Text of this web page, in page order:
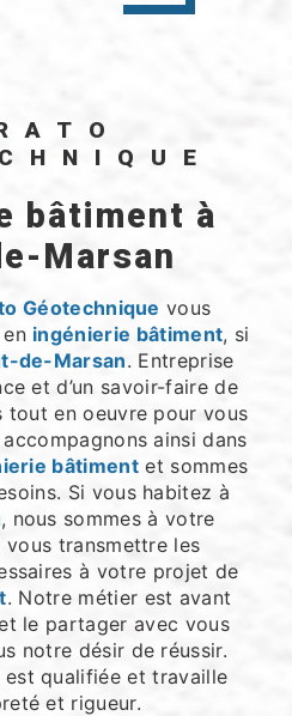
Marsan
Géotechnique vous
ingénierie bâtiment, si
de-Marsan. Entreprise
et d’un savoir-faire de
tout en oeuvre pour vous
ainsi dans
bâtiment et sommes
Si vous habitez à
, nous sommes à votre
transmettre les
à votre projet de
. Notre métier est avant
le partager avec vous
notre désir de réussir.
qualifiée et travaille
et rigueur.